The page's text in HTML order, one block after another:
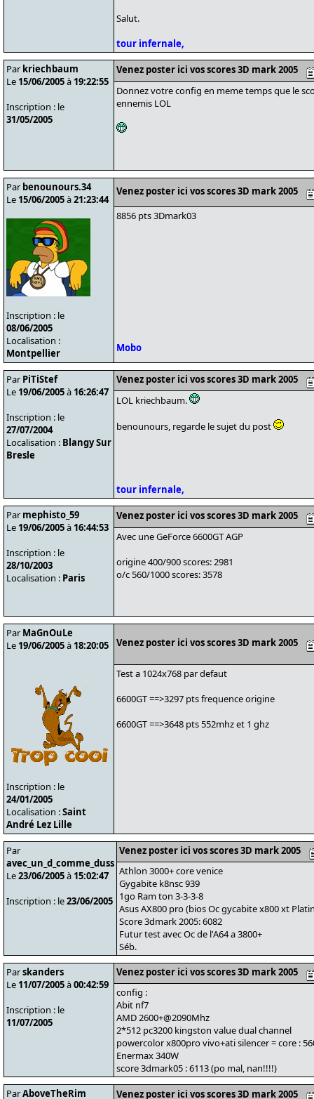
Salut.
tour infernale,
Par kriechbaum
Le 15/06/2005à 19:22:55
Inscription : le
31/05/2005
Venez poster ici vos scores 3D mark 2005
Donnez votre config en meme temps que le
ennemis LOL
Par benounours.34
Le 15/06/2005à21:23:44
Inscription : le
08/06/2005
Localisation :
Montpellier
Venez poster ici vos scores 3D mark 2005
8856 pts 3Dmark03
Mobo
Par PiTiStef
Le 19/06/2005à 16:26:47
Inscription : le
27/07/2004
Localisation : Blangy Sur
Bresle
Venez poster ici vos scores 3D mark 2005
LOL kriechbaum.
benounours, regarde le sujet du post
tour infernale,
Par mephisto_59
Le 19/06/2005à 16:44:53
Inscription : le
28/10/2003
Localisation : Paris
Venez poster ici vos scores 3D mark 2005
Avec une GeForce 6600GT AGP
origine 400/900 scores: 2981
o/c 560/1000 scores: 3578
Par MaGnOuLe
Le 19/06/2005à 18:20:05
Inscription : le
24/01/2005
Localisation :Saint
André Lez Lille
Venez poster ici vos scores 3D mark 2005
Test a 1024x768 par defaut
6600GT ==>3297 pts frequence origine
6600GT ==>3648 pts 552mhz et 1 ghz
Par
avec_un_d_comme_duss
Le23/06/2005à 15:02:47
Inscription : le23/06/2005
Venez poster ici vos scores 3D mark 2005
Athlon 3000+ core venice
Gygabite k8nsc 939
1go Ram ton 3-3-3-8
Asus AX800 pro (bios Oc gycabite x800 xt
Score 3dmark 2005: 6082
Futur test avec Oc de l'A64 a 3800+
Séb.
Parskanders
Le 11/07/2005à00:42:59
Inscription : le
11/07/2005
Venez poster ici vos scores 3D mark 2005
config :
Abit nf7
AMD 2600+@2090Mhz
2*512 pc3200 kingston value dual channel
powercolor x800pro vivo+ati silencer = core :
Enermax 340W
score 3dmark05 : 6113 (po mal, nan!!!!)
ParAboveTheRim Venez poster ici vos scores 3D mark 2005